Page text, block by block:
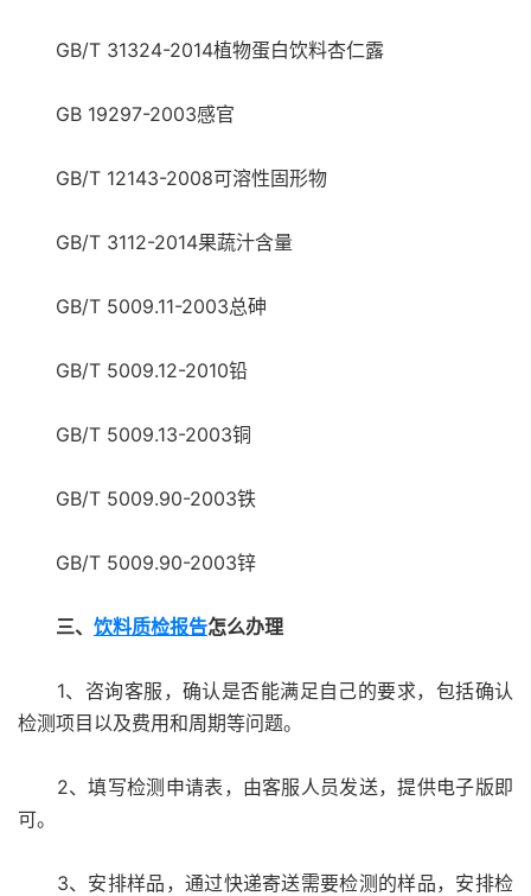
GB/T 31324-2014植物蛋白饮料杏仁露
GB 19297-2003感官
GB/T 12143-2008可溶性固形物
GB/T 3112-2014果蔬汁含量
GB/T 5009.11-2003总砷
GB/T 5009.12-2010铅
GB/T 5009.13-2003铜
GB/T 5009.90-2003铁
GB/T 5009.90-2003锌
三、 饮料质检报告怎么办理
1、咨询客服，确认是否能满足自己的要求，包括确认
检测项目以及费用和周期等问题。
2、填写检测申请表，由客服人员发送，提供电子版即
可。
3、安排样品，通过快递寄送需要检测的样品，安排检